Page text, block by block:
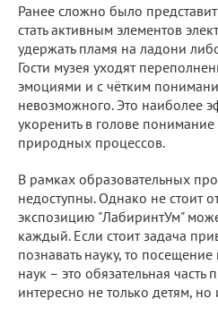
Ранее сложно было
стать активным элементов
удержать пламя на ладони
Гости музея уходят
эмоциями и с чётким
невозможного. Это наиболее
укоренить в голове
природных процессов.
В рамках образовательных
недоступны. Однако не стоит
экспозицию "ЛабиринтУм"
каждый. Если стоит задача
познавать науку, то
наук – это обязательная часть
интересно не только детям,